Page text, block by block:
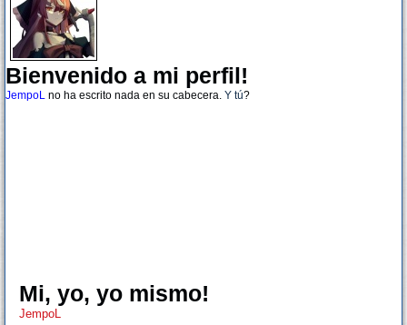
Bienvenido a mi perfil!
JempoL no ha escrito nada en su cabecera. Y tú?
Mi, yo, yo mismo!
JempoL